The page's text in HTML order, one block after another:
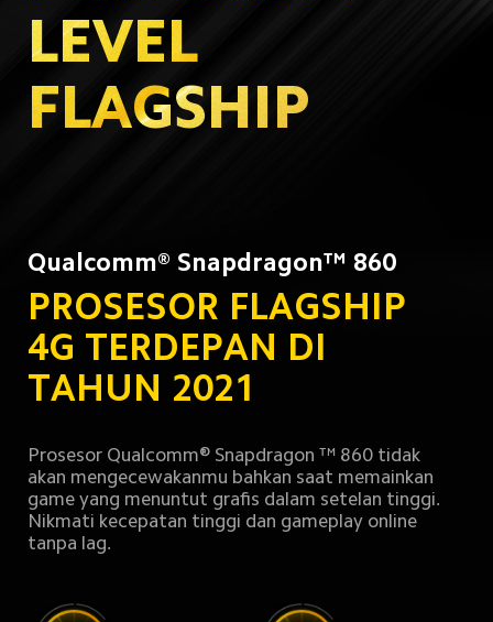
LEVEL
FLAGSHIP
Qualcomm® Snapdragon™ 860
PROSESOR FLAGSHIP
4G TERDEPAN DI
TAHUN 2021
Prosesor Qualcomm® Snapdragon ™ 860 tidak
akan mengecewakanmu bahkan saat memainkan
game yang menuntut grafis dalam setelan tinggi.
Nikmati kecepatan tinggi dan gameplay online
tanpa lag.